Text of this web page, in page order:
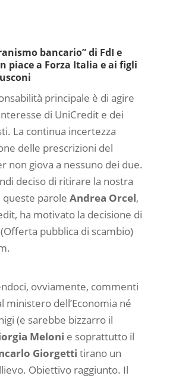
bancario” di FdI e
piace a Forza Italia e ai figli
principale è di agire
di UniCredit e dei
La continua incertezza
delle prescrizioni del
non giova a nessuno dei due.
deciso di ritirare la nostra
queste parole Andrea Orcel,
ha motivato la decisione di
pubblica di scambio)
ovviamente, commenti
ministero dell’Economia né
(e sarebbe bizzarro il
Meloni e soprattutto il
Giorgetti tirano un
Obiettivo raggiunto. Il